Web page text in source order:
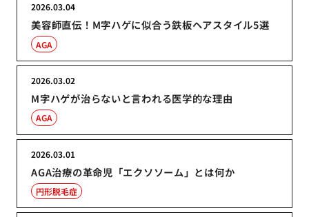
美容師直伝！M字ハゲに似合う鉄板ヘアスタイル5選
2026.03.04
AGA
M字ハゲが治らないと言われる医学的な理由
2026.03.02
AGA
AGA治療の革命児「エクソソーム」とは何か
2026.03.01
円形脱毛症